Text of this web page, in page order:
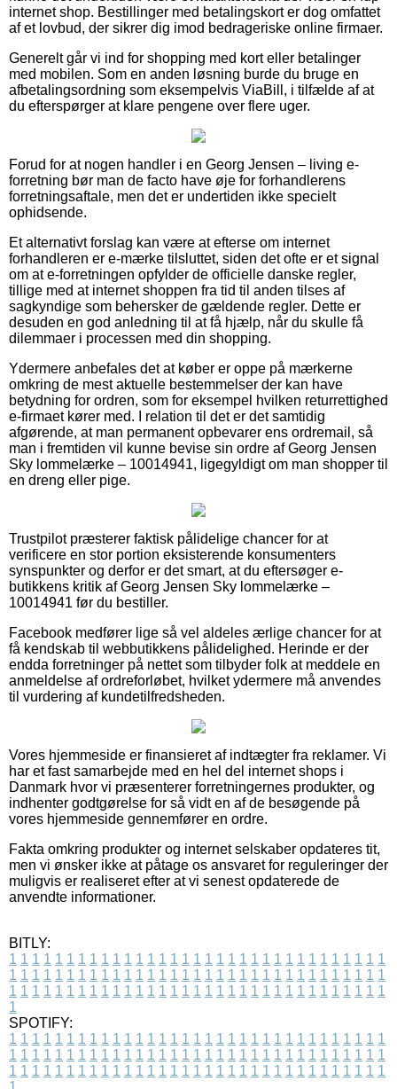
internet shop. Bestillinger med betalingskort er dog omfattet
af et lovbud, der sikrer dig imod bedrageriske online firmaer.
Generelt går vi ind for shopping med kort eller betalinger
med mobilen. Som en anden løsning burde du bruge en
afbetalingsordning som eksempelvis ViaBill, i tilfælde af at
du efterspørger at klare pengene over flere uger.
Forud for at nogen handler i en Georg Jensen – living e-
forretning bør man de facto have øje for forhandlerens
forretningsaftale, men det er undertiden ikke specielt
ophidsende.
Et alternativt forslag kan være at efterse om internet
forhandleren er e-mærke tilsluttet, siden det ofte er et signal
om at e-forretningen opfylder de officielle danske regler,
tillige med at internet shoppen fra tid til anden tilses af
sagkyndige som behersker de gældende regler. Dette er
desuden en god anledning til at få hjælp, når du skulle få
dilemmaer i processen med din shopping.
Ydermere anbefales det at køber er oppe på mærkerne
omkring de mest aktuelle bestemmelser der kan have
betydning for ordren, som for eksempel hvilken returrettighed
e-firmaet kører med. I relation til det er det samtidig
afgørende, at man permanent opbevarer ens ordremail, så
man i fremtiden vil kunne bevise sin ordre af Georg Jensen
Sky lommelærke – 10014941, ligegyldigt om man shopper til
en dreng eller pige.
Trustpilot præsterer faktisk pålidelige chancer for at
verificere en stor portion eksisterende konsumenters
synspunkter og derfor er det smart, at du eftersøger e-
butikkens kritik af Georg Jensen Sky lommelærke –
10014941 før du bestiller.
Facebook medfører lige så vel aldeles ærlige chancer for at
få kendskab til webbutikkens pålidelighed. Herinde er der
endda forretninger på nettet som tilbyder folk at meddele en
anmeldelse af ordreforløbet, hvilket ydermere må anvendes
til vurdering af kundetilfredsheden.
Vores hjemmeside er finansieret af indtægter fra reklamer. Vi
har et fast samarbejde med en hel del internet shops i
Danmark hvor vi præsenterer forretningernes produkter, og
indhenter godtgørelse for så vidt en af de besøgende på
vores hjemmeside gennemfører en ordre.
Fakta omkring produkter og internet selskaber opdateres tit,
men vi ønsker ikke at påtage os ansvaret for reguleringer der
muligvis er realiseret efter at vi senest opdaterede de
anvendte informationer.
BITLY:
1 1 1 1 1 1 1 1 1 1 1 1 1 1 1 1 1 1 1 1 1 1 1 1 1 1 1 1 1 1 1 1 1
1 1 1 1 1 1 1 1 1 1 1 1 1 1 1 1 1 1 1 1 1 1 1 1 1 1 1 1 1 1 1 1 1
1 1 1 1 1 1 1 1 1 1 1 1 1 1 1 1 1 1 1 1 1 1 1 1 1 1 1 1 1 1 1 1 1
1
SPOTIFY:
1 1 1 1 1 1 1 1 1 1 1 1 1 1 1 1 1 1 1 1 1 1 1 1 1 1 1 1 1 1 1 1 1
1 1 1 1 1 1 1 1 1 1 1 1 1 1 1 1 1 1 1 1 1 1 1 1 1 1 1 1 1 1 1 1 1
1 1 1 1 1 1 1 1 1 1 1 1 1 1 1 1 1 1 1 1 1 1 1 1 1 1 1 1 1 1 1 1 1